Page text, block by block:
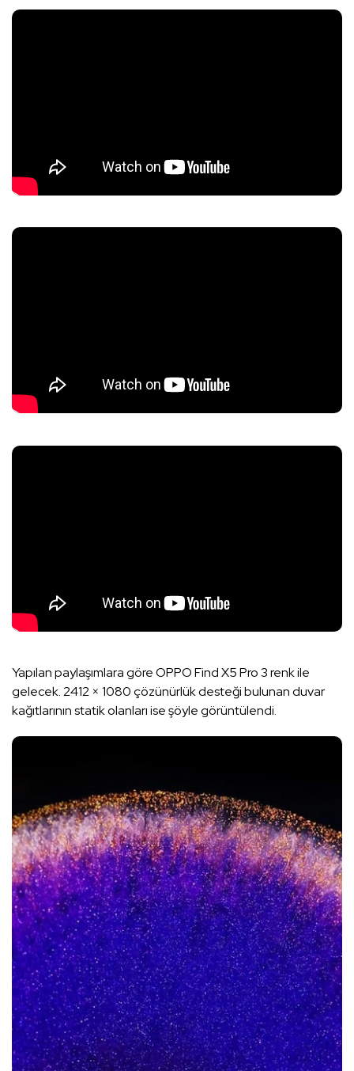
Yapılan paylaşımlara göre OPPO Find X5 Pro 3 renk ile
gelecek. 2412 × 1080 çözünürlük desteği bulunan duvar
kağıtlarının statik olanları ise şöyle görüntülendi.